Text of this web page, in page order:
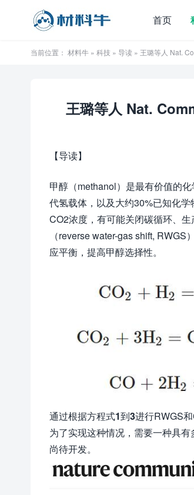
首页
当前位置： 材料牛 » 科技 » 导读 » 王璐等人 Nat.
王璐等人 Nat.
【导读】
甲醇（methanol）是最有价值的
代氢载体，以及大约30%已知化
CO2浓度，有可能关闭碳循环、
（reverse water-gas shift,
应平衡，提高甲醇选择性。
通过根据方程式1到3进行RWGS
为了实现这种情况，需要一种具
尚待开发。